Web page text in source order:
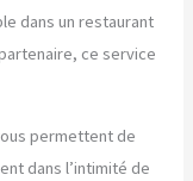
dans un restaurant
ce service
permettent de
dans l’intimité de